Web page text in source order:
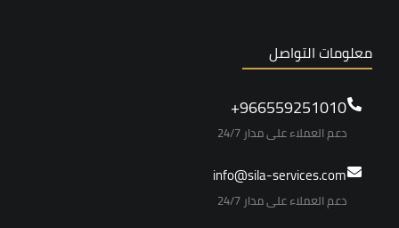
معلومات التواصل
966559251010+
دعم العملاء على مدار 24/7
info@sila-services.com
دعم العملاء على مدار 24/7